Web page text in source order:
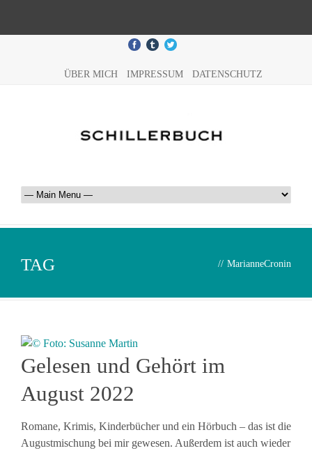
ÜBER MICH IMPRESSUM DATENSCHUTZ
TAG // MarianneCronin
Gelesen und Gehört im
August 2022
Romane, Krimis, Kinderbücher und ein Hörbuch – das ist die
Augustmischung bei mir gewesen. Außerdem ist auch wieder